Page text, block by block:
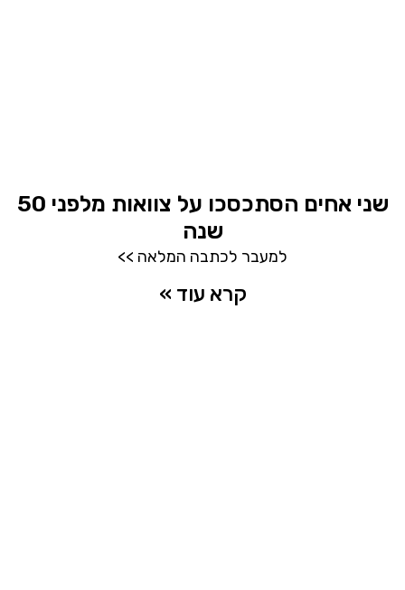
שני אחים הסתכסכו על צוואות מלפני 50
שנה
למעבר לכתבה המלאה >>
קרא עוד »